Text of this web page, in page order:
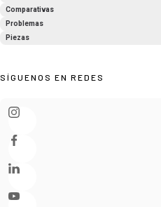
Comparativas
Problemas
Piezas
SÍGUENOS EN REDES